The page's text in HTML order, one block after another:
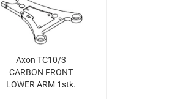
Axon TC10/3
CARBON FRONT
LOWER ARM 1stk.